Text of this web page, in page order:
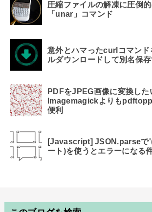
圧縮ファイルの解凍に圧倒
「unar」コマンド
意外とハマったcurlコマンド
ルダウンロードして別名保
PDFをJPEG画像に変換した
Imagemagickよりも
便利
[Javascript] JSON.parseで
ート)を使うとエラーになる